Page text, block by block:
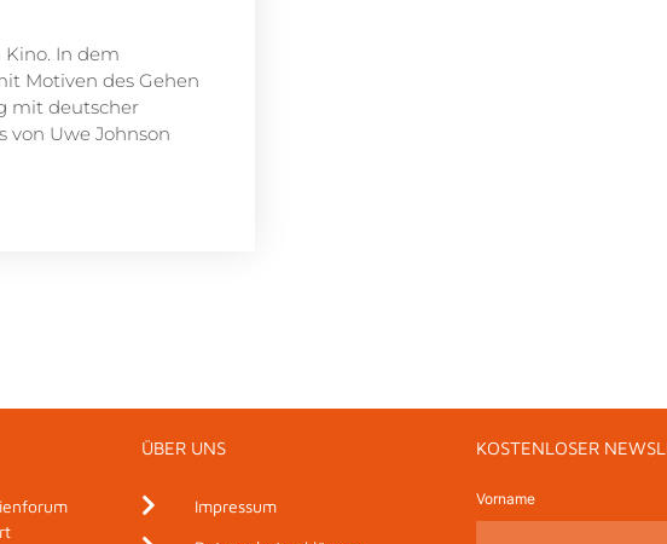
Kino. In dem
Motiven des Gehen
mit deutscher
von Uwe Johnson
ÜBER UNS
Impressum
KOSTENLOSER
Vorname